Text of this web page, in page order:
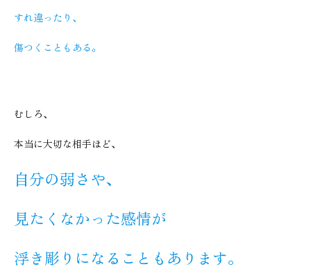
すれ違ったり、
傷つくこともある。
むしろ、
本当に大切な相手ほど、
自分の弱さや、
見たくなかった感情が
浮き彫りになることもあります。